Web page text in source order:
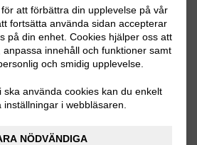
att förbättra din upplevelse på vår
fortsätta använda sidan accepterar
på din enhet. Cookies hjälper oss att
innehåll och funktioner samt
och smidig upplevelse.
ska använda cookies kan du enkelt
inställningar i webbläsaren.
NÖDVÄNDIGA
har knappt 5000
består av kuperad
och myrar. Inom
vanligast men även
är represemnterad.